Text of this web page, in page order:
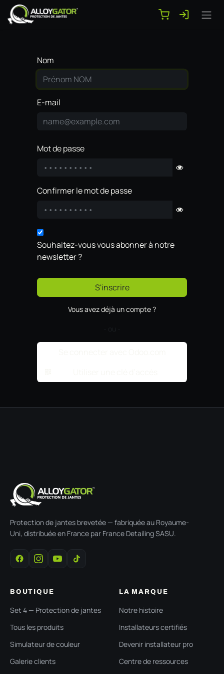
Se rendre au contenu
Nom
E-mail
Mot de passe
Confirmer le mot de passe
Souhaitez-vous vous abonner à notre
newsletter ?
S'inscrire
Vous avez déjà un compte ?
Protection de jantes brevetée — fabriquée au Royaume-
Uni, distribuée en France par France Detailing SASU.
BOUTIQUE
Set 4 — Protection de jantes
Tous les produits
Simulateur de couleur
Galerie clients
LA MARQUE
Notre histoire
Installateurs certifiés
Devenir installateur pro
Centre de ressources